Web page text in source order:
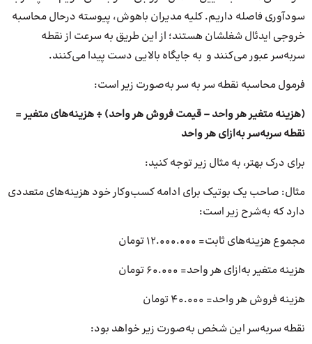
سودآوری فاصله داریم. کلیه مدیران باهوش، پیوسته درحال محاسبه
خروجی ایدئال شغلشان هستند؛ از این طریق به سرعت از نقطه
سربه‌سر عبور می‌کنند و به جایگاه بالایی دست پیدا می‌کنند.
فرمول محاسبه نقطه سر به سر به‌صورت زیر است:
(هزینه متغیر هر واحد – قیمت فروش هر واحد) ÷ هزینه‌های متغیر =
نقطه سربه‌سر به‌ازای هر واحد
برای درک بهتر، به مثال زیر توجه کنید:
مثال: صاحب یک بوتیک برای ادامه کسب‌وکار خود هزینه‌های متعددی
دارد که به‌شرح زیر است:
مجموع هزینه‌های ثابت= ۱۲.۰۰۰.۰۰۰ تومان
هزینه متغیر به‌ازای هر واحد= ۶۰.۰۰۰ تومان
هزینه فروش هر واحد= ۴۰.۰۰۰ تومان
نقطه سربه‌سر این شخص به‌صورت زیر خواهد بود: